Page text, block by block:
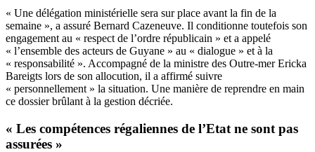
« Une délégation ministérielle sera sur place avant la fin de la
semaine », a assuré Bernard Cazeneuve. Il conditionne toutefois son
engagement au « respect de l’ordre républicain » et a appelé
« l’ensemble des acteurs de Guyane » au « dialogue » et à la
« responsabilité ». Accompagné de la ministre des Outre-mer Ericka
Bareigts lors de son allocution, il a affirmé suivre
« personnellement » la situation. Une manière de reprendre en main
ce dossier brûlant à la gestion décriée.
« Les compétences régaliennes de l’Etat ne sont pas
assurées »